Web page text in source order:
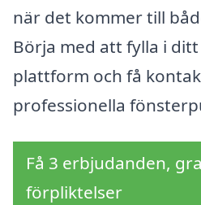
när det kommer till
Börja med att fylla i
plattform och få
professionella
Få 3 erbjudanden,
förpliktelser